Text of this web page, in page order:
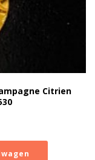
Citrien